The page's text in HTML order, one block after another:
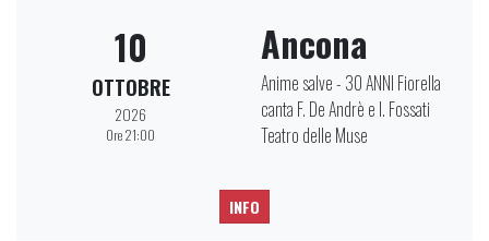
10
OTTOBRE
2026
Ore 21:00
Ancona
Anime salve - 30 ANNI Fiorella
canta F. De Andrè e I. Fossati
Teatro delle Muse
INFO